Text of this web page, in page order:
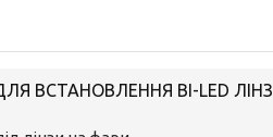
ВСТАНОВЛЕННЯ BI-LED ЛІНЗ